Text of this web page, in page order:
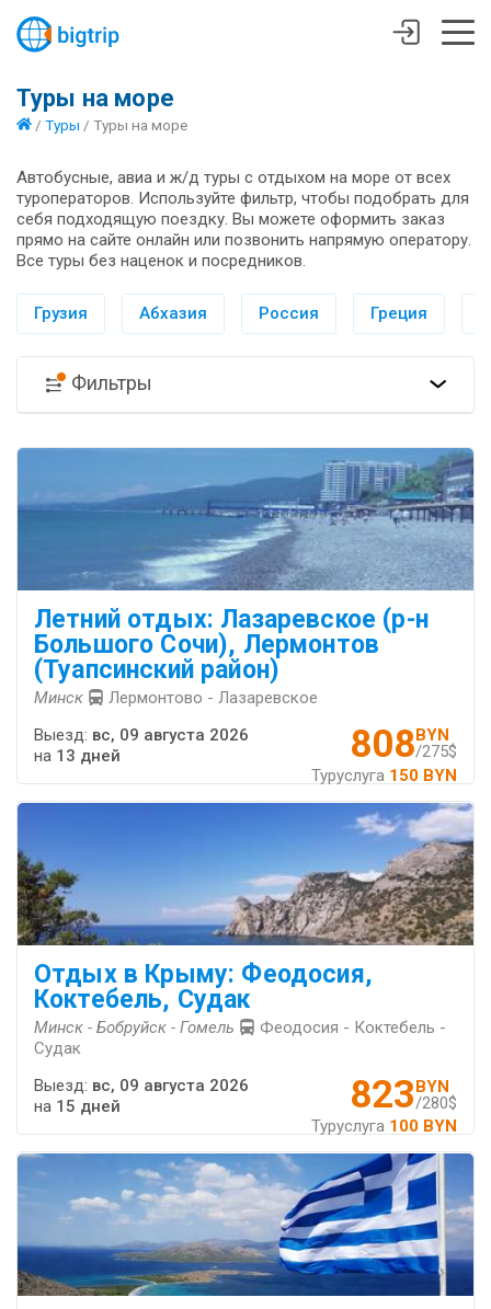
Туры на море
/ Туры / Туры на море
Автобусные, авиа и ж/д туры с отдыхом на море от всех
туроператоров. Используйте фильтр, чтобы подобрать для
себя подходящую поездку. Вы можете оформить заказ
прямо на сайте онлайн или позвонить напрямую оператору.
Все туры без наценок и посредников.
Грузия Абхазия Россия Греция
Фильтры
Летний отдых: Лазаревское (р-н
Большого Сочи), Лермонтов
(Туапсинский район)
Минск Лермонтово - Лазаревское
808 BYN
/275$
Туруслуга 150 BYN
Выезд: вс, 09 августа 2026
на 13 дней
Отдых в Крыму: Феодосия,
Коктебель, Судак
Минск - Бобруйск - Гомель
Феодосия - Коктебель -
Судак
823BYN
/280$
Туруслуга 100 BYN
Выезд: вс, 09 августа 2026
на 15 дней